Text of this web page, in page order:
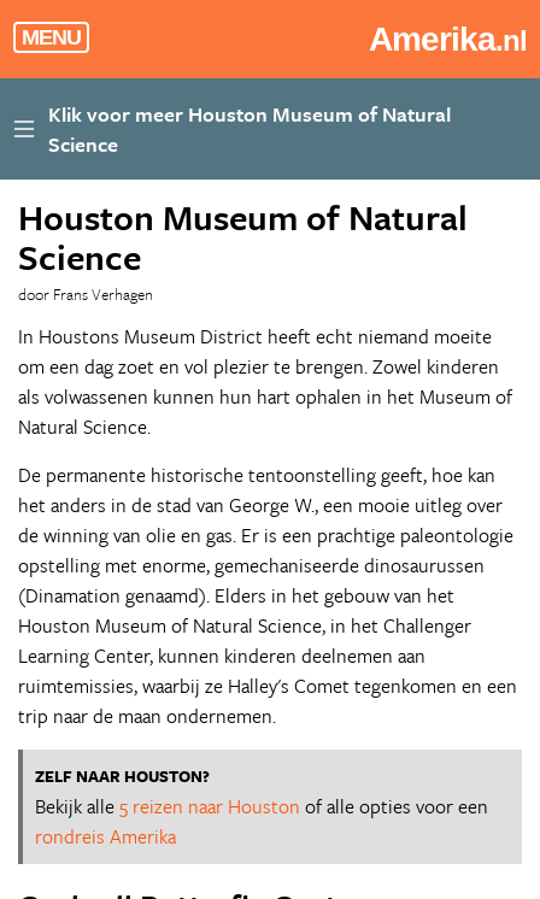
MENU Amerika.nl
Houston Museum of Natural
Science
door Frans Verhagen
In Houstons Museum District heeft echt niemand moeite
om een dag zoet en vol plezier te brengen. Zowel kinderen
als volwassenen kunnen hun hart ophalen in het Museum of
Natural Science.
De permanente historische tentoonstelling geeft, hoe kan
het anders in de stad van George W., een mooie uitleg over
de winning van olie en gas. Er is een prachtige paleontologie
opstelling met enorme, gemechaniseerde dinosaurussen
(Dinamation genaamd). Elders in het gebouw van het
Houston Museum of Natural Science, in het Challenger
Learning Center, kunnen kinderen deelnemen aan
ruimtemissies, waarbij ze Halley's Comet tegenkomen en een
trip naar de maan ondernemen.
ZELF NAAR HOUSTON?
Bekijk alle5 reizen naar Houston of alle opties voor een
rondreis Amerika